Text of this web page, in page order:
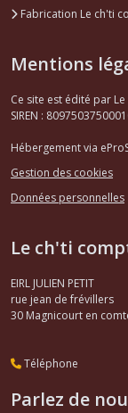
Fabrication Le ch'ti
Mentions
Ce site est édité par
SIREN :
Hébergement via
Gestion des cookies
Données personnelles
Le ch'ti
EIRL JULIEN PETIT
rue jean de frévillers
30 Magnicourt en
Téléphone
Parlez de